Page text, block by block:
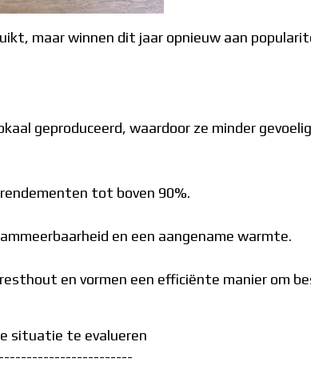
maar winnen dit jaar opnieuw aan
geproduceerd, waardoor ze minder
tot boven 90%.
en een aangename warmte.
en vormen een efficiënte manier om
situatie te evalueren